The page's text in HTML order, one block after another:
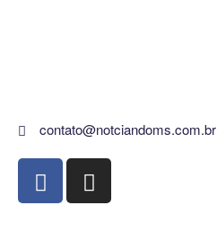
contato@notciandoms.com.br